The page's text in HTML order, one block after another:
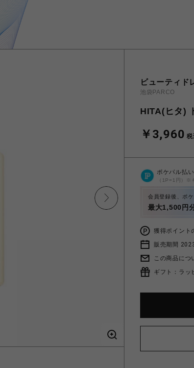
ビューティド
池袋PARCO
HITA(ヒタ)
￥3,960 税
ポケパル払
（1P=1円）※
会員登録後、ポ
最大1,500円
獲得ポイント
販売期間
この商品につ
ギフト：ラッ